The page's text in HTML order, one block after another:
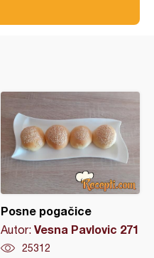
Posne pogačice
Autor: Vesna Pavlovic 271
25312